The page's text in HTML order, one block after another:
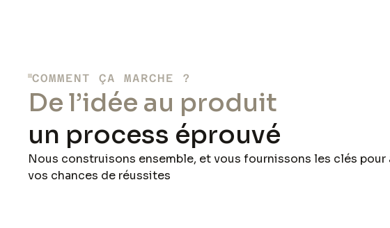
COMMENT ÇA MARCHE ?
De l’idée au produit
un process éprouvé
Nous construisons ensemble, et vous fournissons les clés pour
vos chances de réussites